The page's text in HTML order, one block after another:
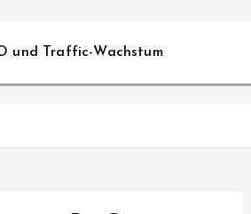
und Traffic-Wachstum